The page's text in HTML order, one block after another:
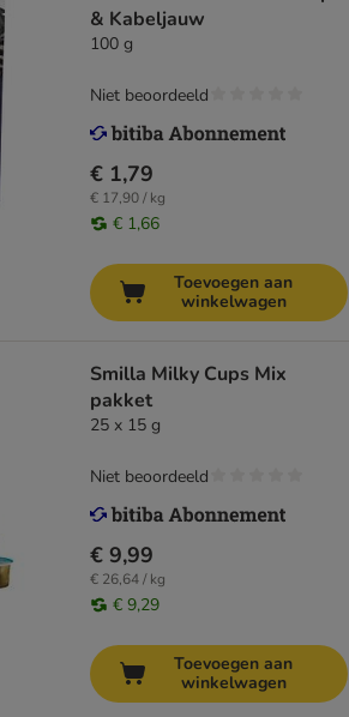
& Kabeljauw
100 g
€ 1,79
€ 17,90 / kg
€ 1,66
Niet beoordeeld
Toevoegen aan
winkelwagen
Smilla Milky Cups Mix
pakket
25 x 15 g
€ 9,99
€ 26,64 / kg
€ 9,29
Niet beoordeeld
Toevoegen aan
winkelwagen